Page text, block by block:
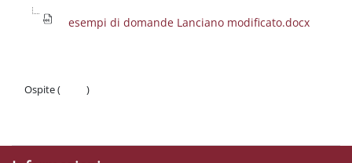
esempi di domande Lanciano modificato.docx
Ospite (
)